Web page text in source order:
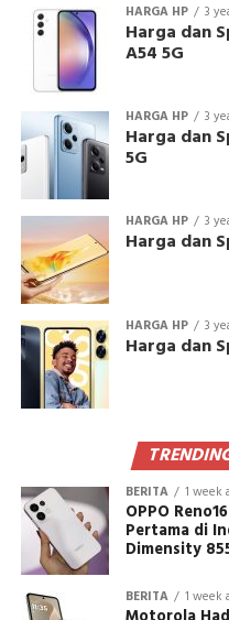
HARGA HP 3
Harga dan
A54 5G
HARGA HP 3
Harga dan
5G
HARGA HP 3
Harga dan
HARGA HP 3
Harga dan
BERITA 1 week
OPPO
Pertama di
Dimensity
BERITA 1 week